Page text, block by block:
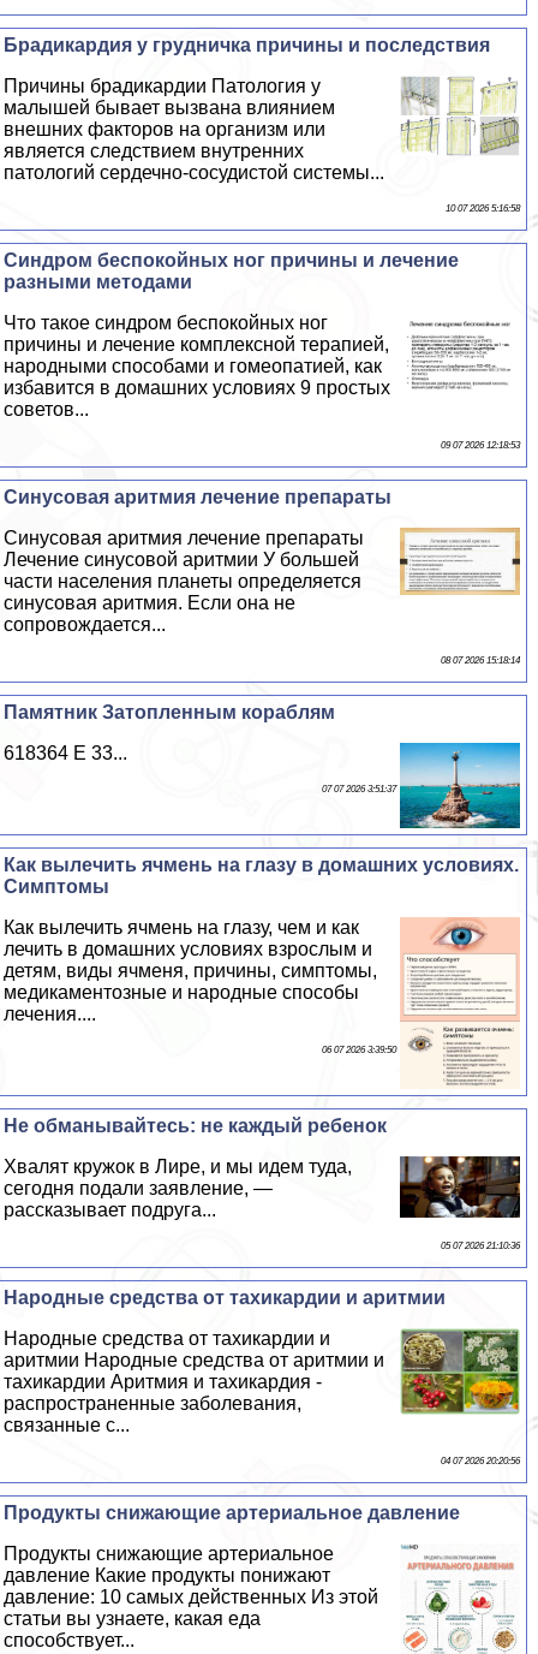
Брадикардия у грудничка причины и последствия
Причины брадикардии Патология у
малышей бывает вызвана влиянием
внешних факторов на организм или
является следствием внутренних
патологий сердечно-сосудистой системы...
10 07 2026 5:16:58
Синдром беспокойных ног причины и лечение
разными методами
Что такое синдром беспокойных ног
причины и лечение комплексной терапией,
народными способами и гомеопатией, как
избавится в домашних условиях 9 простых
советов...
09 07 2026 12:18:53
Синусовая аритмия лечение препараты
Синусовая аритмия лечение препараты
Лечение синусовой аритмии У большей
части населения планеты определяется
синусовая аритмия. Если она не
сопровождается...
08 07 2026 15:18:14
Памятник Затопленным кораблям
618364 E 33...
07 07 2026 3:51:37
Как вылечить ячмень на глазу в домашних условиях.
Симптомы
Как вылечить ячмень на глазу, чем и как
лечить в домашних условиях взрослым и
детям, виды ячменя, причины, симптомы,
медикаментозные и народные способы
лечения....
06 07 2026 3:39:50
Не обманывайтесь: не каждый ребенок
Хвалят кружок в Лире, и мы идем туда,
сегодня подали заявление, —
рассказывает подруга...
05 07 2026 21:10:36
Народные средства от тахикардии и аритмии
Народные средства от тахикардии и
аритмии Народные средства от аритмии и
тахикардии Аритмия и тахикардия -
распространенные заболевания,
связанные с...
04 07 2026 20:20:56
Продукты снижающие артериальное давление
Продукты снижающие артериальное
давление Какие продукты понижают
давление: 10 самых действенных Из этой
статьи вы узнаете, какая еда
способствует...